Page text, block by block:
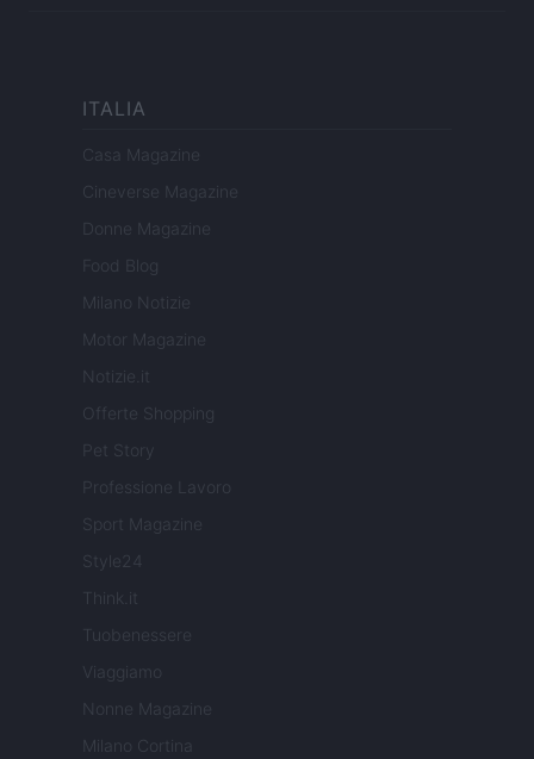
ITALIA
Casa Magazine
Cineverse Magazine
Donne Magazine
Food Blog
Milano Notizie
Motor Magazine
Notizie.it
Offerte Shopping
Pet Story
Professione Lavoro
Sport Magazine
Style24
Think.it
Tuobenessere
Viaggiamo
Nonne Magazine
Milano Cortina